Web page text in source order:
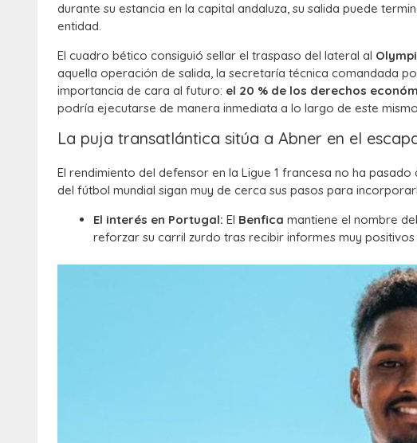
durante su estancia en la capital andaluza, su salida puede
entidad.
El cuadro bético consiguió sellar el traspaso del lateral al
aquella operación de salida, la secretaría técnica comandada
importancia de cara al futuro: el 20 % de los derechos
podría ejecutarse de manera inmediata a lo largo de este
La puja transatlántica sitúa a Abner en el
El rendimiento del defensor en la Ligue 1 francesa no ha
del fútbol mundial sigan muy de cerca sus pasos para
El interés en Portugal: El Benfica mantiene el nombre
reforzar su carril zurdo tras recibir informes muy